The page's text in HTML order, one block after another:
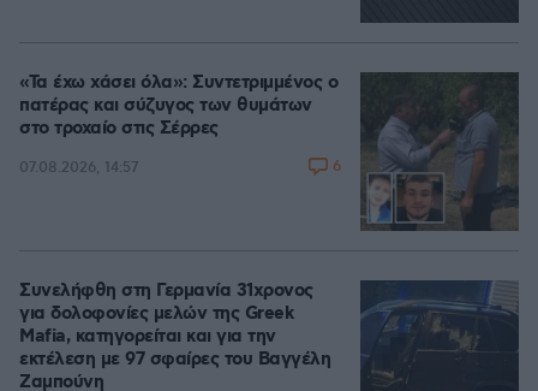
«Τα έχω χάσει όλα»: Συντετριμμένος ο
πατέρας και σύζυγος των θυμάτων
στο τροχαίο στις Σέρρες
07.08.2026, 14:57 6
Συνελήφθη στη Γερμανία 31χρονος
για δολοφονίες μελών της Greek
Mafia, κατηγορείται και για την
εκτέλεση με 97 σφαίρες του Βαγγέλη
Ζαμπούνη